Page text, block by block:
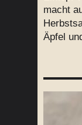
macht
Äpfel